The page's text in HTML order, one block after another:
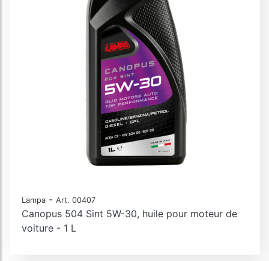
Lampa - Art. 00407
Canopus 504 Sint 5W-30, huile pour moteur de
voiture - 1 L